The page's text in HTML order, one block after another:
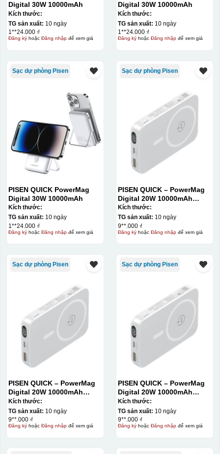
quy trình chuẩn bị kỹ lưỡng và chi phí setup ban đầu
tương đối cao.
Digital 30W 10000mAh
Kích thước:
TG sản xuất: 10 ngày
1**24.000 ₫
Đăng kýhoặc Đăng nhậpđể xem giá
Digital 30W 10000mAh
Kích thước:
TG sản xuất: 10 ngày
1**24.000 ₫
Đăng kýhoặc Đăng nhậpđể xem giá
Sạc dự phòng Pisen
PISEN QUICK PowerMag
Digital 30W 10000mAh
Kích thước:
TG sản xuất: 10 ngày
1**24.000 ₫
Đăng kýhoặc Đăng nhậpđể xem giá
Sạc dự phòng Pisen
PISEN QUICK – PowerMag
Digital 20W 10000mAh
Power bank. White: 200pcs;
Blue: 200pcs
Kích thước:
TG sản xuất: 10 ngày
9**.000 ₫
Đăng kýhoặc Đăng nhậpđể xem giá
Sạc dự phòng Pisen
PISEN QUICK – PowerMag
Digital 20W 10000mAh
Power bank. White: 200pcs;
Blue: 200pcs
Kích thước:
TG sản xuất: 10 ngày
9**.000 ₫
Đăng kýhoặc Đăng nhậpđể xem giá
Sạc dự phòng Pisen
PISEN QUICK – PowerMag
Digital 20W 10000mAh
Power bank. White: 200pcs;
Blue: 200pcs
Kích thước:
TG sản xuất: 10 ngày
9**.000 ₫
Đăng kýhoặc Đăng nhậpđể xem giá